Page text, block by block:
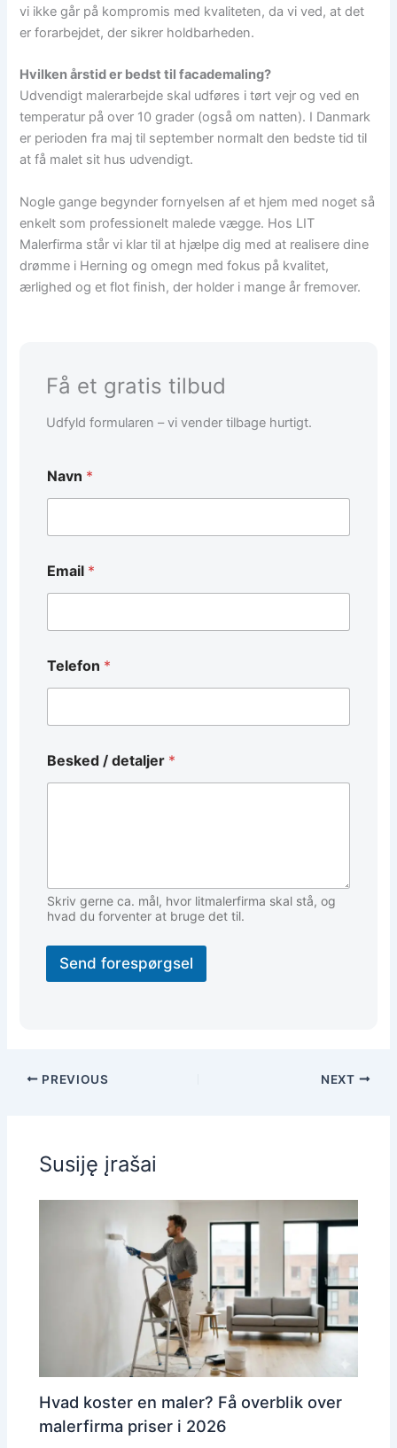
vi ikke går på kompromis med kvaliteten, da vi ved, at det
er forarbejdet, der sikrer holdbarheden.
Hvilken årstid er bedst til facademaling?
Udvendigt malerarbejde skal udføres i tørt vejr og ved en
temperatur på over 10 grader (også om natten). I Danmark
er perioden fra maj til september normalt den bedste tid til
at få malet sit hus udvendigt.
Nogle gange begynder fornyelsen af et hjem med noget så
enkelt som professionelt malede vægge. Hos LIT
Malerfirma står vi klar til at hjælpe dig med at realisere dine
drømme i Herning og omegn med fokus på kvalitet,
ærlighed og et flot finish, der holder i mange år fremover.
Få et gratis tilbud
Udfyld formularen – vi vender tilbage hurtigt.
Navn *
Email *
e
s
N
a
v
f
o
n
Telefon *
Besked / detaljer *
Skriv gerne ca. mål, hvor litmalerfirma skal stå, og
hvad du forventer at bruge det til.
Send forespørgsel
PREVIOUS NEXT
Susiję įrašai
Hvad koster en maler? Få overblik over
malerfirma priser i 2026